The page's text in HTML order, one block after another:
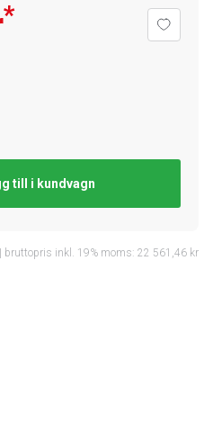
*
till i kundvagn
bruttopris inkl. 19% moms: 22 561,46 kr